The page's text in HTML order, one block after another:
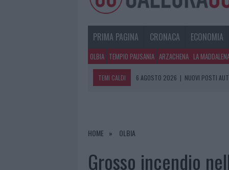
PRIMA PAGINA CRONACA ECONOMIA
OLBIA TEMPIO PAUSANIA ARZACHENA LA
TEMI CALDI 6 AGOSTO 2026 | ALLARME
6 AGOSTO 2026
HOME OLBIA
Grosso incendio